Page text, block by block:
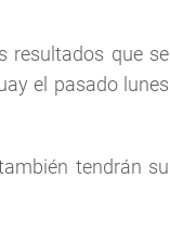
resultados que se
el pasado lunes
tendrán su